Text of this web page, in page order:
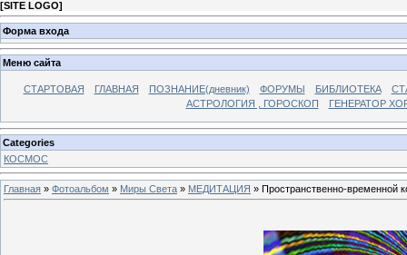
[SITE LOGO]
Форма входа
Меню сайта
СТАРТОВАЯ ГЛАВНАЯ ПОЗНАНИЕ(дневник) ФОРУМЫ БИБЛИОТЕКА
АСТРОЛОГИЯ , ГОРОСКОП
ГЕНЕРАТОР
Categories
КОСМОС
Главная » Фотоальбом » Миры Света » МЕДИТАЦИЯ » Пространственно-временной